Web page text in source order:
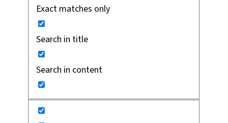
Exact matches only
Search in title
Search in content